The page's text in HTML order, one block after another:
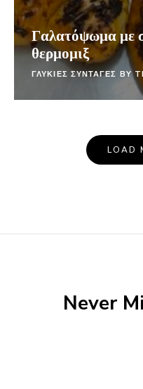
Γαλατόψωμα με
θερμομιξ
ΓΛΥΚΙΕΣ ΣΥΝΤΑΓΕΣ BY
LOAD
Never